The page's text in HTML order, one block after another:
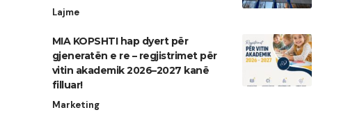
Lajme
MIA KOPSHTI hap dyert për
gjeneratën e re – regjistrimet për
vitin akademik 2026–2027 kanë
filluar!
Marketing